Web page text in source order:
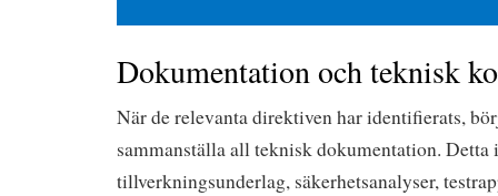
Dokumentation och teknisk
När de relevanta direktiven har identifierats,
sammanställa all teknisk dokumentation.
tillverkningsunderlag, säkerhetsanalyser,